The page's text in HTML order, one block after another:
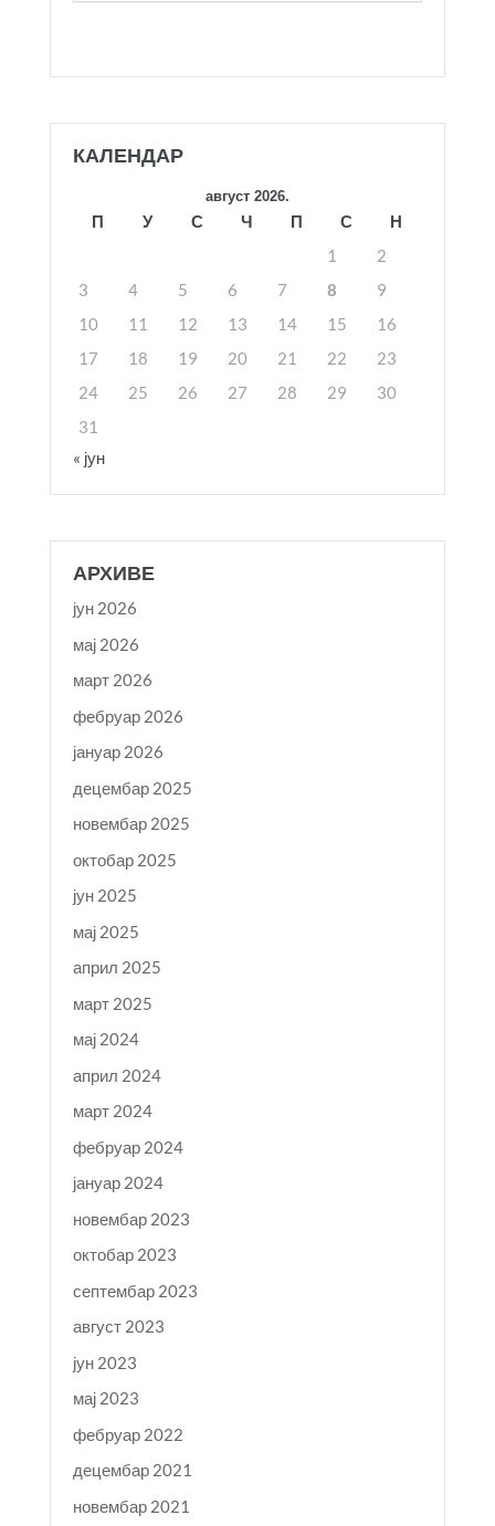
КАЛЕНДАР
август 2026.
П У С Ч П С
Н
1
2
3
4 5 6 7 8
9
10
11 12 13 14 15
16
17
18 19 20 21 22
23
24
25 26 27 28 29
30
31
« јун
АРХИВЕ
јун 2026
мај 2026
март 2026
фебруар 2026
јануар 2026
децембар 2025
новембар 2025
октобар 2025
јун 2025
мај 2025
април 2025
март 2025
мај 2024
април 2024
март 2024
фебруар 2024
јануар 2024
новембар 2023
октобар 2023
септембар 2023
август 2023
јун 2023
мај 2023
фебруар 2022
децембар 2021
новембар 2021